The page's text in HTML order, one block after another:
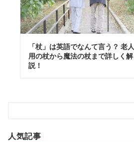
「杖」は英語でなんて言う？ 老人
用の杖から魔法の杖まで詳しく解
説！
人気記事